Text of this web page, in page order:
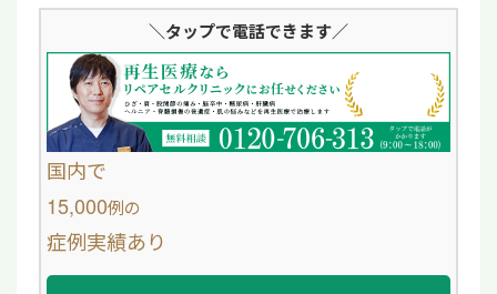
n
e
c
e
b
o
＼タップで電話できます／
国内で
15,000例の
症例実績あり